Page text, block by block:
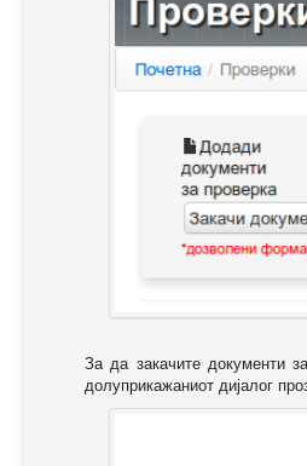
За да закачите документи
долуприкажаниот дијалог